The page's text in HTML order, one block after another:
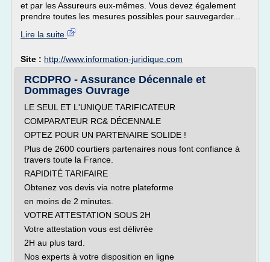
et par les Assureurs eux-mêmes. Vous devez également
prendre toutes les mesures possibles pour sauvegarder...
Lire la suite
Site : http://www.information-juridique.com
RCDPRO - Assurance Décennale et
Dommages Ouvrage
LE SEUL ET L'UNIQUE TARIFICATEUR
COMPARATEUR RC& DÉCENNALE
OPTEZ POUR UN PARTENAIRE SOLIDE !
Plus de 2600 courtiers partenaires nous font confiance à
travers toute la France.
RAPIDITÉ TARIFAIRE
Obtenez vos devis via notre plateforme
en moins de 2 minutes.
VOTRE ATTESTATION SOUS 2H
Votre attestation vous est délivrée
2H au plus tard.
Nos experts à votre disposition en ligne